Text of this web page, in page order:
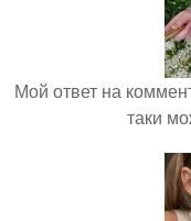
Мой ответ на
таки